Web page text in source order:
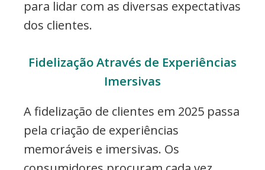
para lidar com as diversas expectativas
dos clientes.
Fidelização Através de Experiências
Imersivas
A fidelização de clientes em 2025 passa
pela criação de experiências
memoráveis e imersivas. Os